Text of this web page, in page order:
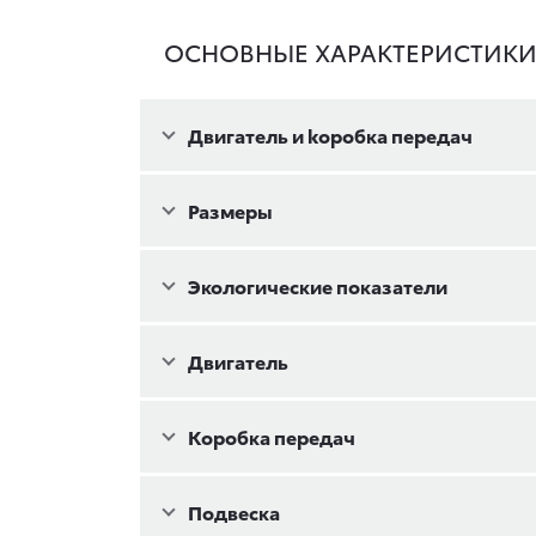
ОСНОВНЫЕ ХАРАКТЕРИСТИКИ
Двигатель и kоробка передач
Размеры
Экологические показатели
Двигатель
Коробка передач
Подвеска